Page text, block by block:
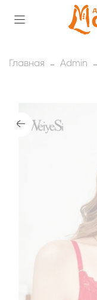
Главная Admin